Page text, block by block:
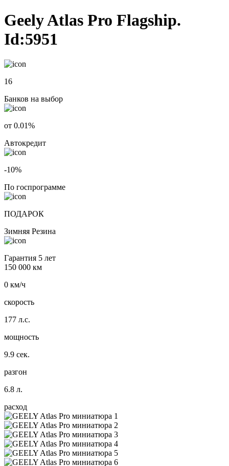
Geely Atlas Pro Flagship.
Id:5951
16
Банков на выбор
от 0.01%
Автокредит
-10%
По госпрограмме
ПОДАРОК
Зимняя Резина
Гарантия 5 лет
150 000 км
0 км/ч
скорость
177 л.с.
мощность
9.9 сек.
разгон
6.8 л.
расход